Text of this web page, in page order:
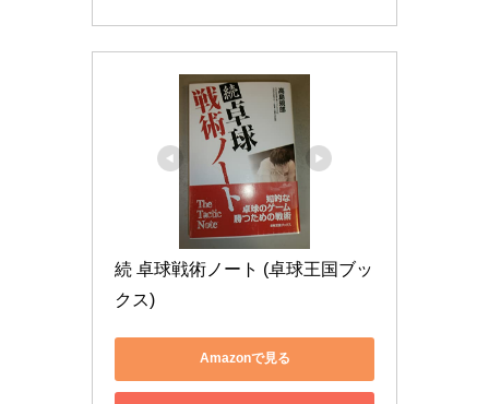
続 卓球戦術ノート (卓球王国ブッ
クス)
Amazonで見る